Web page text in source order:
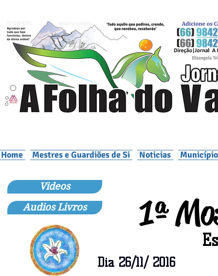
Home Mestres e Guardiões de Si Noticias
1ª
Dia 26/11/ 2016
Audios Livros
Videos